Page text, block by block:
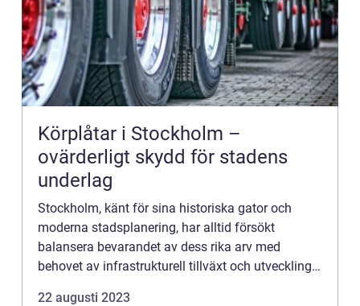
Körplåtar i Stockholm –
ovärderligt skydd för stadens
underlag
Stockholm, känt för sina historiska gator och
moderna stadsplanering, har alltid försökt
balansera bevarandet av dess rika arv med
behovet av infrastrukturell tillväxt och utveckling.
22 augusti 2023